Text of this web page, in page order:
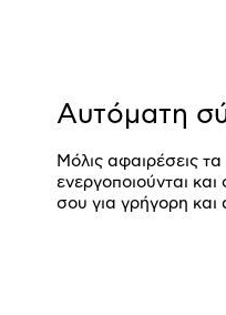
Αυτόματη
Μόλις αφαιρέσεις
ενεργοποιούνται
σου για γρήγορη